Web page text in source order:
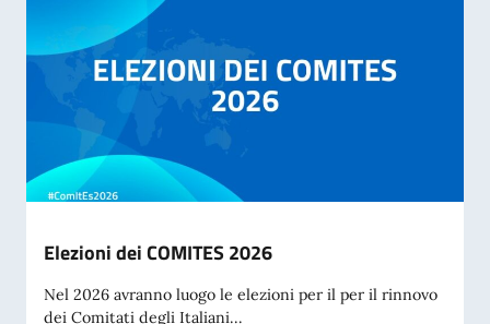
Elezioni dei COMITES 2026
Nel 2026 avranno luogo le elezioni per il per il rinnovo
dei Comitati degli Italiani...